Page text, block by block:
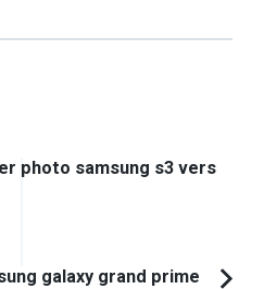
photo samsung s3 vers
galaxy grand prime